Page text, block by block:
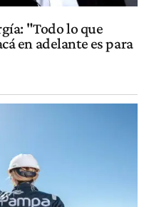
"Todo lo que
en adelante es para